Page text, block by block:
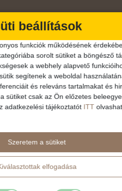
beállítások
funkciók működésének
sorolt sütiket a böngésző
a webhely alapvető
segítenek a weboldal
és releváns tartalmakat és
sütiket csak az Ön előzetes
adatkezelési tájékoztatót ITT
Szeretem a sütiket
elfogadása